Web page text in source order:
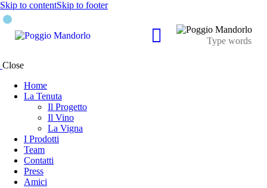
Skip to contentSkip to footer
Close
Home
La Tenuta
Il Progetto
Il Vino
La Vigna
I Prodotti
Team
Contatti
Press
Amici